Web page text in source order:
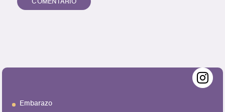
Embarazo